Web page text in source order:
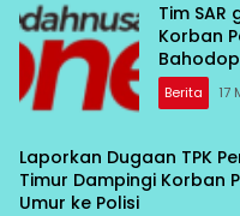
Tim
Korban
Dunia
Berita 17
Laporkan Dugaan TPK
Timur Dampingi Korban
Umur ke Polisi